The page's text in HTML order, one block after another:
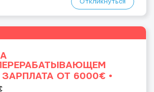
Откликнуться
ОТ 6000€ •